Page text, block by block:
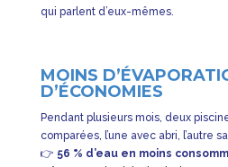
qui parlent d’eux-mêmes.
MOINS
D’ÉCONOMIES
Pendant plusieurs mois, deux
comparées, l’une avec abri, l’autre
👉 56 % d’eau en moins